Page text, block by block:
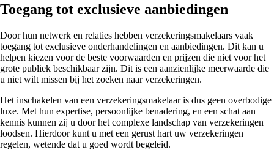
Toegang tot exclusieve aanbiedingen
Door hun netwerk en relaties hebben verzekeringsmakelaars vaak
toegang tot exclusieve onderhandelingen en aanbiedingen. Dit kan u
helpen kiezen voor de beste voorwaarden en prijzen die niet voor het
grote publiek beschikbaar zijn. Dit is een aanzienlijke meerwaarde die
u niet wilt missen bij het zoeken naar verzekeringen.
Het inschakelen van een verzekeringsmakelaar is dus geen overbodige
luxe. Met hun expertise, persoonlijke benadering, en een schat aan
kennis kunnen zij u door het complexe landschap van verzekeringen
loodsen. Hierdoor kunt u met een gerust hart uw verzekeringen
regelen, wetende dat u goed wordt begeleid.